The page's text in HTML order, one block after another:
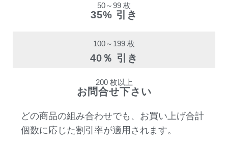
50～99 枚
35% 引き
100～199 枚
40％ 引き
200 枚以上
お問合せ下さい
どの商品の組み合わせでも、お買い上げ合計
個数に応じた割引率が適用されます。